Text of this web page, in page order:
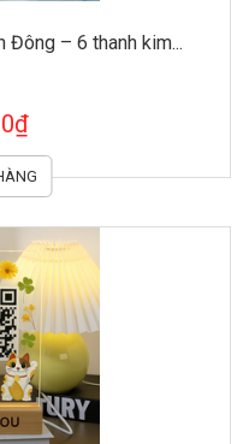
Đông – 6 thanh kim...